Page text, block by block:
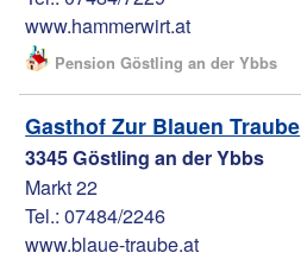
www.hammerwirt.at
Pension Göstling an der Ybbs
Gasthof Zur Blauen Traube
3345 Göstling an der Ybbs
Markt 22
Tel.: 07484/2246
www.blaue-traube.at